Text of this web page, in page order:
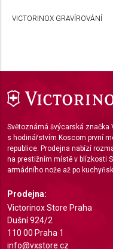
VICTORINOX GRAVÍROVÁNÍ
Světoznámá švýcarská značka
s hodinářstvím Koscom první
republice. Prodejna nabízí
na prestižním místě v blízkosti
armádního nože až po
Prodejna:
Victorinox Store Praha
Dušní 924/2
110 00 Praha 1
info@vxstore.cz
Performance